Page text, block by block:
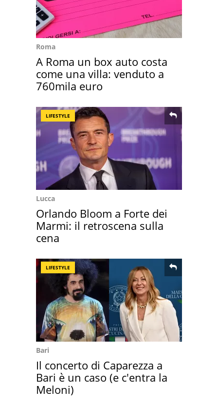
Roma
A Roma un box auto costa
come una villa: venduto a
760mila euro
LIFESTYLE
Lucca
Orlando Bloom a Forte dei
Marmi: il retroscena sulla
cena
LIFESTYLE
Bari
Il concerto di Caparezza a
Bari è un caso (e c'entra la
Meloni)